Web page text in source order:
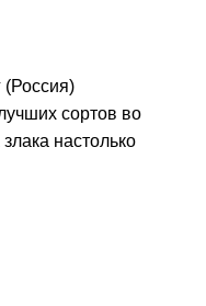
(Россия)
сортов во
настолько